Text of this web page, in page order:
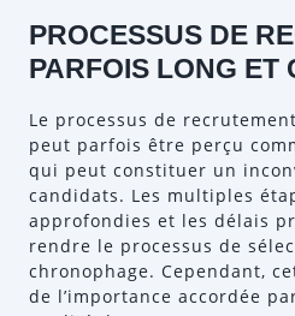
PROCESSUS DE
PARFOIS LONG ET
Le processus de
peut parfois être perçu
qui peut constituer un
candidats. Les multiples
approfondies et les délais
rendre le processus de
chronophage. Cependant,
de l’importance accordée